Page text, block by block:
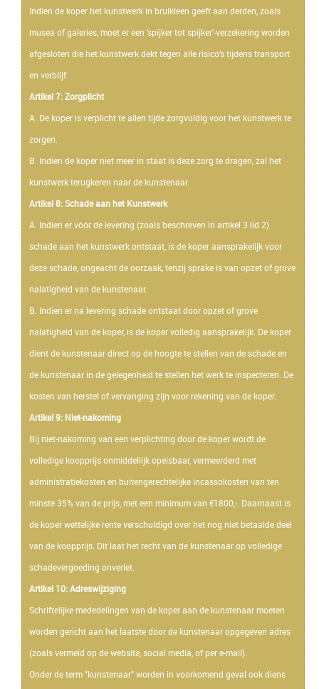
Indien de koper het kunstwerk in bruikleen geeft aan derden, zoals
musea of galeries, moet er een 'spijker tot spijker'-verzekering worden
afgesloten die het kunstwerk dekt tegen alle risico’s tijdens transport
en verblijf.
Artikel 7: Zorgplicht
A. De koper is verplicht te allen tijde zorgvuldig voor het kunstwerk te
zorgen.
B. Indien de koper niet meer in staat is deze zorg te dragen, zal het
kunstwerk terugkeren naar de kunstenaar.
Artikel 8: Schade aan het Kunstwerk
A. Indien er vóór de levering (zoals beschreven in artikel 3 lid 2)
schade aan het kunstwerk ontstaat, is de koper aansprakelijk voor
deze schade, ongeacht de oorzaak, tenzij sprake is van opzet of grove
nalatigheid van de kunstenaar.
B. Indien er na levering schade ontstaat door opzet of grove
nalatigheid van de koper, is de koper volledig aansprakelijk. De koper
dient de kunstenaar direct op de hoogte te stellen van de schade en
de kunstenaar in de gelegenheid te stellen het werk te inspecteren. De
kosten van herstel of vervanging zijn voor rekening van de koper.
Artikel 9: Niet-nakoming
Bij niet-nakoming van een verplichting door de koper wordt de
volledige koopprijs onmiddellijk opeisbaar, vermeerderd met
administratiekosten en buitengerechtelijke incassokosten van ten
minste 35% van de prijs, met een minimum van €1800,-. Daarnaast is
de koper wettelijke rente verschuldigd over het nog niet betaalde deel
van de koopprijs. Dit laat het recht van de kunstenaar op volledige
schadevergoeding onverlet.
Artikel 10: Adreswijziging
Schriftelijke mededelingen van de koper aan de kunstenaar moeten
worden gericht aan het laatste door de kunstenaar opgegeven adres
(zoals vermeld op de website, social media, of per e-mail).
Onder de term "kunstenaar" worden in voorkomend geval ook diens